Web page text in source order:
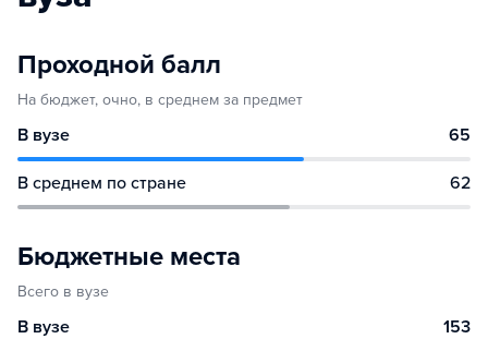
Проходной балл
На бюджет, очно, в среднем за предмет
В вузе 65
В среднем по стране 62
Бюджетные места
Всего в вузе
В вузе 153